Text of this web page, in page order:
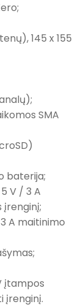
145 x 155
SMA
baterija;
V / 3 A
įrenginį;
A maitinimo
įtampos
įrenginį.